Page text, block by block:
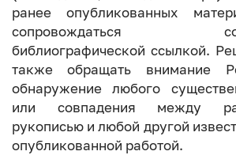
ранее опубликованных
сопровождаться
библиографической ссылкой.
также обращать внимание
обнаружение любого
или совпадения между
рукописью и любой другой
опубликованной работой.